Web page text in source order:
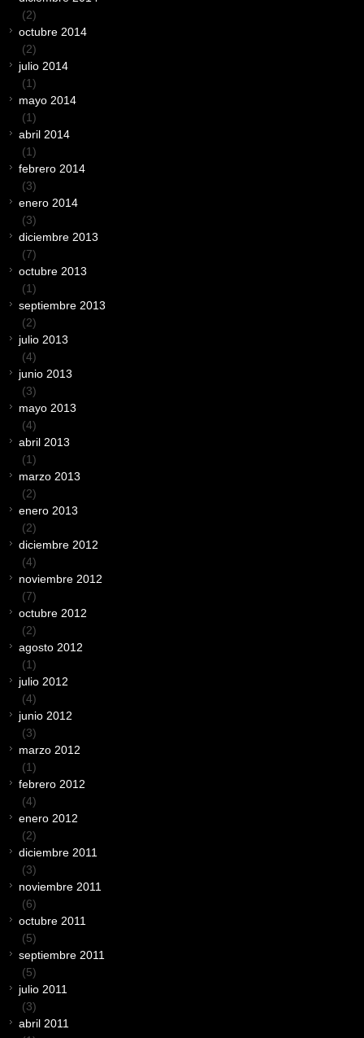
(2)
octubre 2014
(2)
julio 2014
(1)
mayo 2014
(1)
abril 2014
(1)
febrero 2014
(3)
enero 2014
(3)
diciembre 2013
(7)
octubre 2013
(1)
septiembre 2013
(2)
julio 2013
(4)
junio 2013
(3)
mayo 2013
(4)
abril 2013
(1)
marzo 2013
(2)
enero 2013
(2)
diciembre 2012
(4)
noviembre 2012
(7)
octubre 2012
(2)
agosto 2012
(1)
julio 2012
(4)
junio 2012
(3)
marzo 2012
(1)
febrero 2012
(4)
enero 2012
(2)
diciembre 2011
(3)
noviembre 2011
(6)
octubre 2011
(5)
septiembre 2011
(5)
julio 2011
(3)
abril 2011